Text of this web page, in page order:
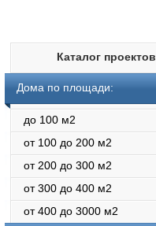
Каталог проектов
Дома по площади:
до 100 м2
от 100 до 200 м2
от 200 до 300 м2
от 300 до 400 м2
от 400 до 3000 м2